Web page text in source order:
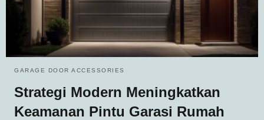
GARAGE DOOR ACCESSORIES
Strategi Modern Meningkatkan
Keamanan Pintu Garasi Rumah